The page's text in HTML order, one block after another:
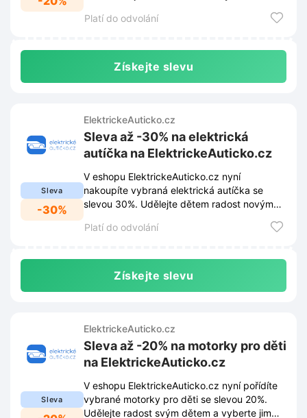
Platí do odvolání
Získejte slevu
Sleva
-30%
ElektrickeAuticko.cz
Sleva až -30% na elektrická
autíčka na ElektrickeAuticko.cz
V eshopu ElektrickeAuticko.cz nyní
nakoupíte vybraná elektrická autíčka se
slevou 30%. Udělejte dětem radost novým
Platí do odvolání
Získejte slevu
Sleva
ElektrickeAuticko.cz
Sleva až -20% na motorky pro děti
na ElektrickeAuticko.cz
V eshopu ElektrickeAuticko.cz nyní pořídíte
vybrané motorky pro děti se slevou 20%.
Udělejte radost svým dětem a vyberte jim